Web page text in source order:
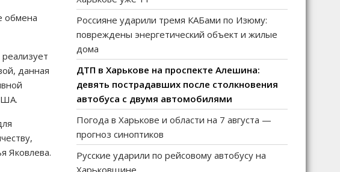
обмена
данная
Яковлева.
Россияне ударили тремя КАБами по Изюму:
повреждены энергетический объект и жилые
дома
ДТП в Харькове на проспекте Алешина:
девять пострадавших после столкновения
автобуса с двумя автомобилями
Погода в Харькове и области на 7 августа —
прогноз синоптиков
Русские ударили по рейсовому автобусу на
Харьковщине